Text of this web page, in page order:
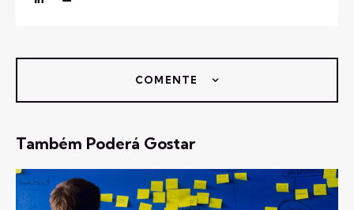
COMENTE
Também Poderá Gostar